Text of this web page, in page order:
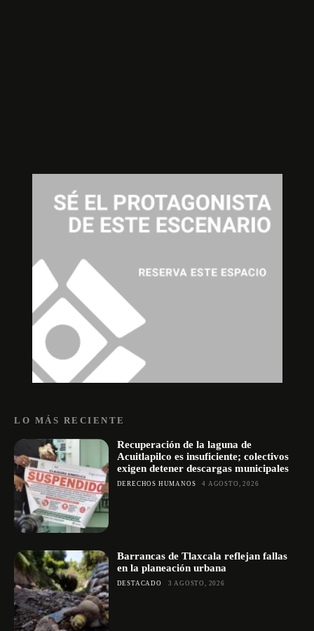
LO MÁS RECIENTE
Recuperación de la laguna de
Acuitlapilco es insuficiente; colectivos
exigen detener descargas municipales
DERECHOS HUMANOS 4 AGOSTO, 2026
Barrancas de Tlaxcala reflejan fallas
en la planeación urbana
DESTACADO 3 AGOSTO, 2026